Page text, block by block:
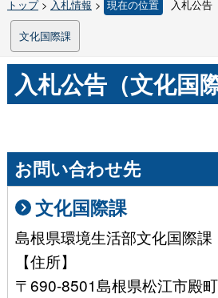
トップ> 入札情報 > 現在の位置 入札公告
文化国際課
入札公告（文化国
お問い合わせ先
文化国際課
島根県環境生活部文化国際課
【住所】
〒690-8501島根県松江市殿